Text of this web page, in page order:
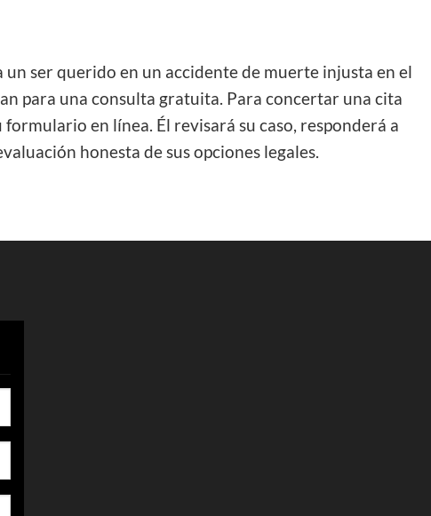
ser querido en un accidente de muerte injusta en el
para una consulta gratuita. Para concertar una cita
formulario en línea. Él revisará su caso, responderá a
honesta de sus opciones legales.